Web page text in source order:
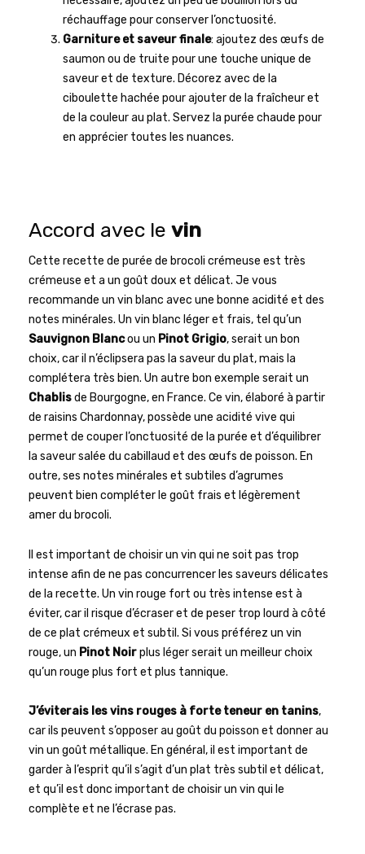
réchauffage pour conserver l’onctuosité.
Garniture et saveur finale: ajoutez des œufs de
saumon ou de truite pour une touche unique de
saveur et de texture. Décorez avec de la
ciboulette hachée pour ajouter de la fraîcheur et
de la couleur au plat. Servez la purée chaude pour
en apprécier toutes les nuances.
Accord avec le vin
Cette recette de purée de brocoli crémeuse est très
crémeuse et a un goût doux et délicat. Je vous
recommande un vin blanc avec une bonne acidité et des
notes minérales. Un vin blanc léger et frais, tel qu’un
Sauvignon Blancou un Pinot Grigio, serait un bon
choix, car il n’éclipsera pas la saveur du plat, mais la
complétera très bien. Un autre bon exemple serait un
Chablisde Bourgogne, en France. Ce vin, élaboré à partir
de raisins Chardonnay, possède une acidité vive qui
permet de couper l’onctuosité de la purée et d’équilibrer
la saveur salée du cabillaud et des œufs de poisson. En
outre, ses notes minérales et subtiles d’agrumes
peuvent bien compléter le goût frais et légèrement
amer du brocoli.
Il est important de choisir un vin qui ne soit pas trop
intense afin de ne pas concurrencer les saveurs délicates
de la recette. Un vin rouge fort ou très intense est à
éviter, car il risque d’écraser et de peser trop lourd à côté
de ce plat crémeux et subtil. Si vous préférez un vin
rouge, un Pinot Noirplus léger serait un meilleur choix
qu’un rouge plus fort et plus tannique.
J’éviterais les vins rouges à forte teneur en tanins,
car ils peuvent s’opposer au goût du poisson et donner au
vin un goût métallique. En général, il est important de
garder à l’esprit qu’il s’agit d’un plat très subtil et délicat,
et qu’il est donc important de choisir un vin qui le
complète et ne l’écrase pas.